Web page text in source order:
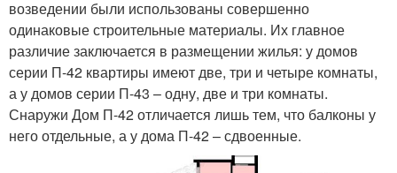
возведении были использованы совершенно
одинаковые строительные материалы. Их главное
различие заключается в размещении жилья: у домов
серии П-42 квартиры имеют две, три и четыре комнаты,
а у домов серии П-43 – одну, две и три комнаты.
Снаружи Дом П-42 отличается лишь тем, что балконы у
него отдельные, а у дома П-42 – сдвоенные.